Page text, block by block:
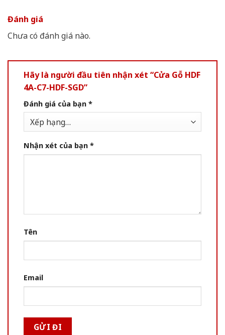
Đánh giá
Chưa có đánh giá nào.
Hãy là người đầu tiên nhận xét “Cửa Gỗ HDF
4A-C7-HDF-SGD”
Đánh giá của bạn *
Nhận xét của bạn *
Tên
Email